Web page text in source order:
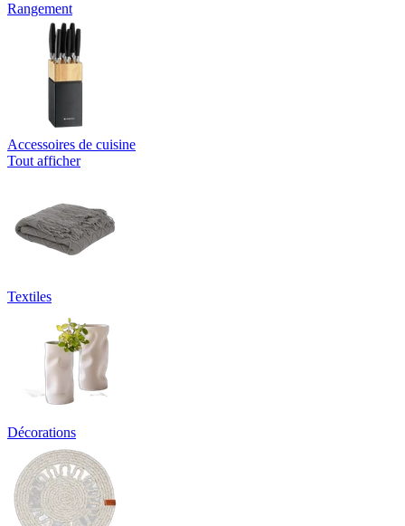
Rangement
Accessoires de cuisine
Tout afficher
Textiles
Décorations